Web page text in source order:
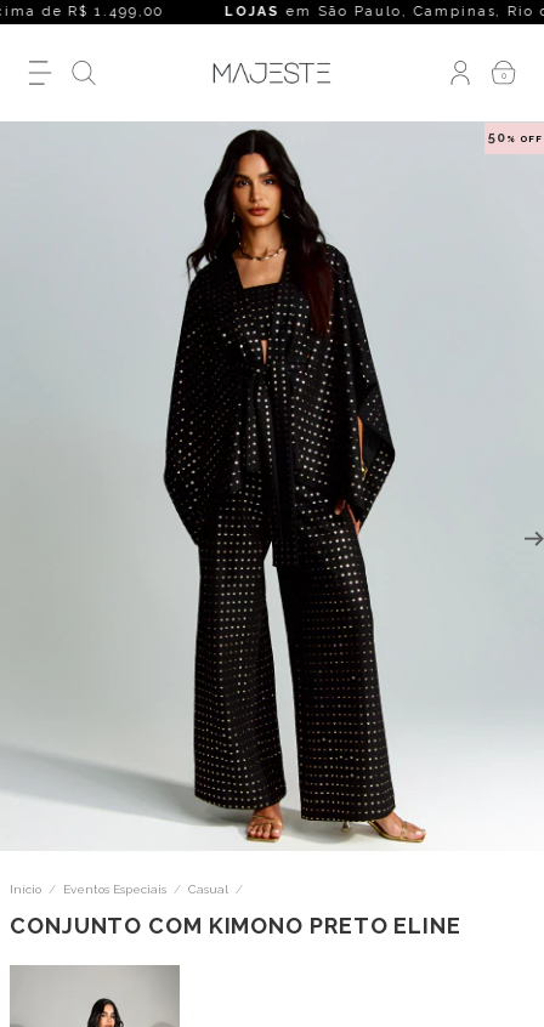
de R$ 1.499,00 LOJASem São Paulo, Campinas, Rio de
0
50 % OFF
Início / Eventos Especiais / Casual /
CONJUNTO COM KIMONO PRETO ELINE